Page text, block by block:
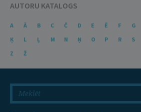
AUTORU KATALOGS
A Ā B C Č D E Ē F G
Ķ
L Ļ M N Ņ O P R S
Z
Ž